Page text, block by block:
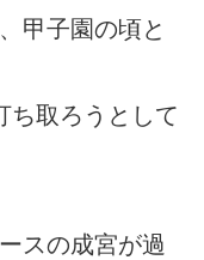
甲子園の頃と
ち取ろうとして
スの成宮が過